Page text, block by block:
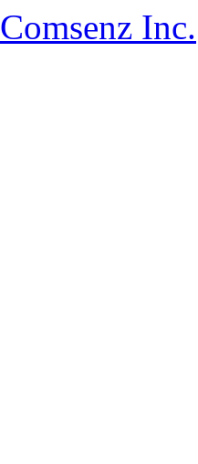
Comsenz Inc.